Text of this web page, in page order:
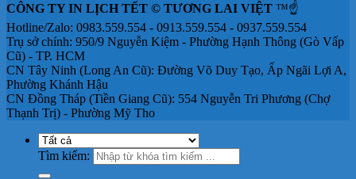
CÔNG TY IN LỊCH TẾT © TƯƠNG LAI VIỆT ™☝️
Hotline/Zalo: 0983.559.554 - 0913.559.554 - 0937.559.554
Trụ sở chính: 950/9 Nguyễn Kiệm - Phường Hạnh Thông (Gò Vấp
Cũ) - TP. HCM
CN Tây Ninh (Long An Cũ): Đường Võ Duy Tạo, Ấp Ngãi Lợi A,
Phường Khánh Hậu
CN Đồng Tháp (Tiền Giang Cũ): 554 Nguyễn Tri Phương (Chợ
Thạnh Trị) - Phường Mỹ Tho
Tìm kiếm: